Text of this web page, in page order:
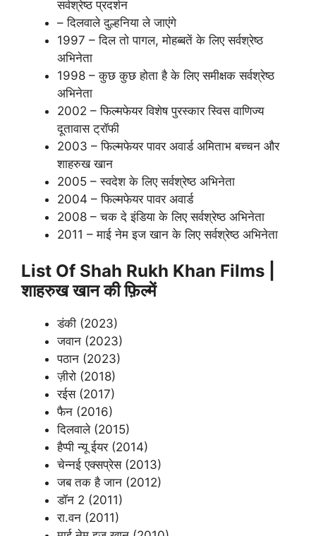
सर्वश्रेष्ठ प्रदर्शन
– दिलवाले दुल्हनिया ले जाएंगे
1997 – दिल तो पागल, मोहब्बतें के लिए सर्वश्रेष्ठ
अभिनेता
1998 – कुछ कुछ होता है के लिए समीक्षक सर्वश्रेष्ठ
अभिनेता
2002 – फिल्मफेयर विशेष पुरस्कार स्विस वाणिज्य
दूतावास ट्रॉफी
2003 – फिल्मफेयर पावर अवार्ड अमिताभ बच्चन और
शाहरुख खान
2005 – स्वदेश के लिए सर्वश्रेष्ठ अभिनेता
2004 – फिल्मफेयर पावर अवार्ड
2008 – चक दे ​​इंडिया के लिए सर्वश्रेष्ठ अभिनेता
2011 – माई नेम इज खान के लिए सर्वश्रेष्ठ अभिनेता
List Of Shah Rukh Khan Films |
शाहरुख खान की फ़िल्में
डंकी (2023)
जवान (2023)
पठान (2023)
ज़ीरो (2018)
रईस (2017)
फैन (2016)
दिलवाले (2015)
हैप्पी न्यू ईयर (2014)
चेन्नई एक्सप्रेस (2013)
जब तक है जान (2012)
डॉन 2 (2011)
रा.वन (2011)